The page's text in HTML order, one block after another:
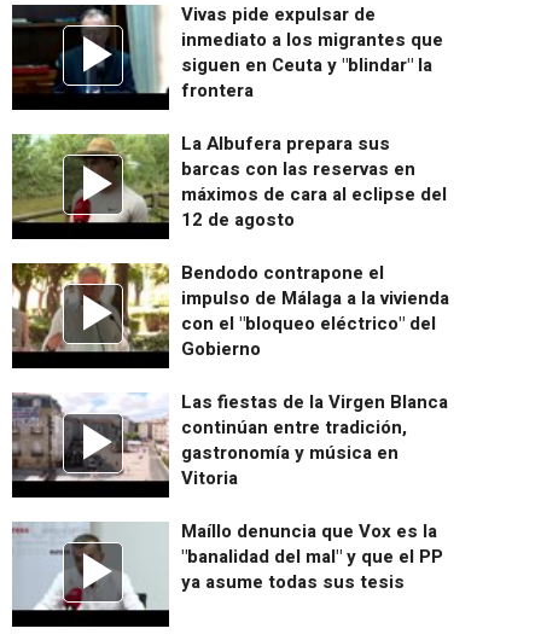
Vivas pide expulsar de
inmediato a los migrantes que
siguen en Ceuta y "blindar" la
frontera
La Albufera prepara sus
barcas con las reservas en
máximos de cara al eclipse del
12 de agosto
Bendodo contrapone el
impulso de Málaga a la vivienda
con el "bloqueo eléctrico" del
Gobierno
Las fiestas de la Virgen Blanca
continúan entre tradición,
gastronomía y música en
Vitoria
Maíllo denuncia que Vox es la
"banalidad del mal" y que el PP
ya asume todas sus tesis